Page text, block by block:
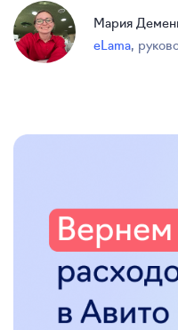
Мария
eLama,